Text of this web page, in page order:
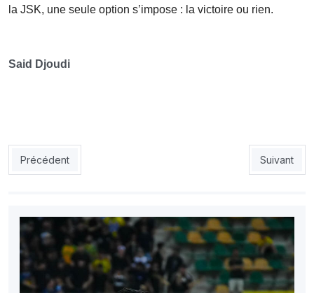
la JSK, une seule option s’impose : la victoire ou rien.
Said Djoudi
Article précédent : Ligue 1 (10e journée) : la JSK surclasse le
Précédent Article
Suivant